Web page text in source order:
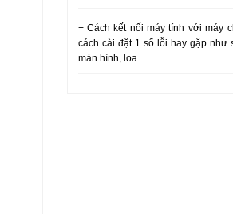
+ Cách kết nối máy tính với máy
cách cài đặt 1 số lỗi hay gặp như
màn hình, loa